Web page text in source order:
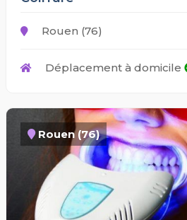
Rouen (76)
Déplacement à domicile
Rouen (76)